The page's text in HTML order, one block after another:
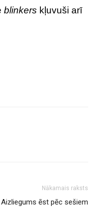
blinkers kļuvuši arī
Nākamais raksts
Aizliegums ēst pēc sešiem